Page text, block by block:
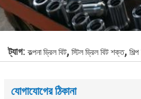
ট্যাগ: কল্পনা ড্রিল বিট, স্টিল ড্রিল বিট শক্ত,
যোগাযোগের ঠিকানা